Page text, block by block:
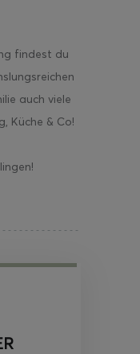
findest du
auch viele
Küche & Co!